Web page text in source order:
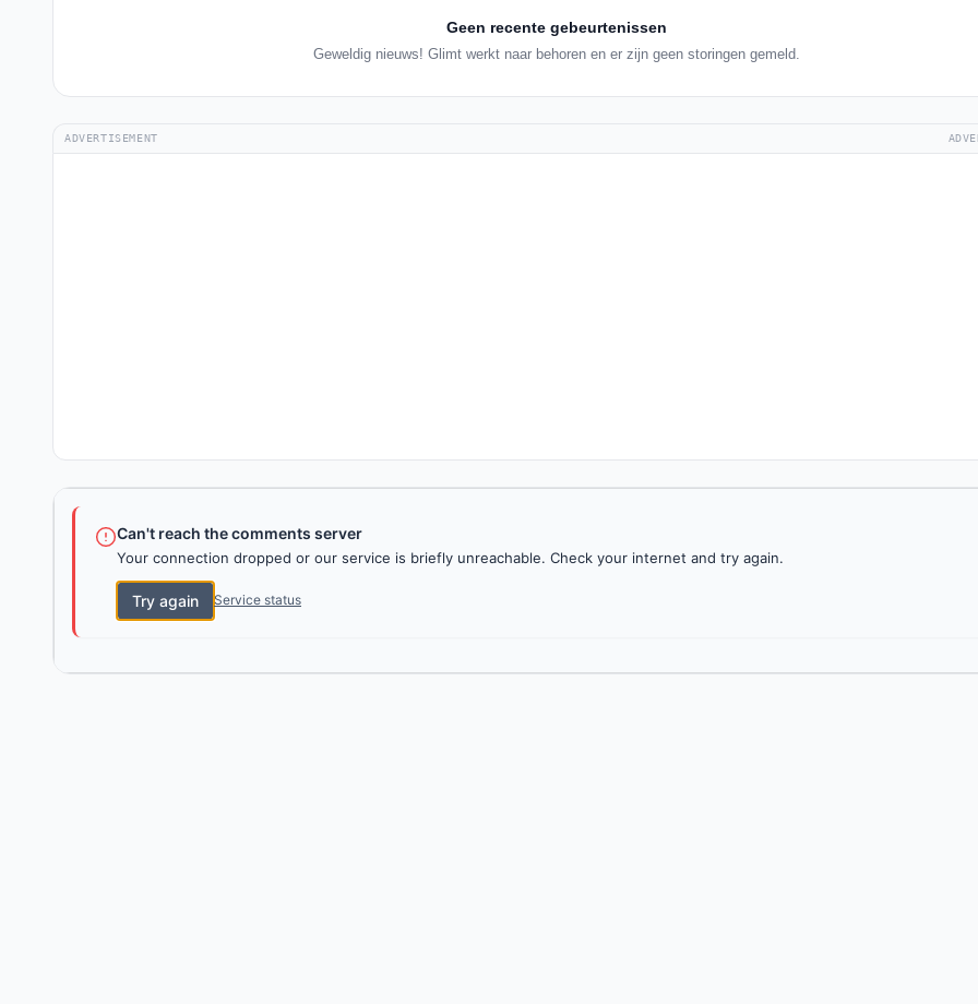
Geen recente gebeurtenissen
Geweldig nieuws! Glimt werkt naar behoren en er zijn geen storingen gemeld.
ADVERTISEMENT
Can't reach the comments server
Your connection dropped or our service is briefly unreachable. Check your internet and try again.
Try again Service status